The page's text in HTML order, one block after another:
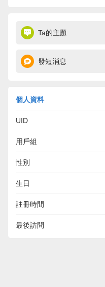
Ta的主題
發短消息
個人資料
UID
用戶組
性別
生日
註冊時間
最後訪問